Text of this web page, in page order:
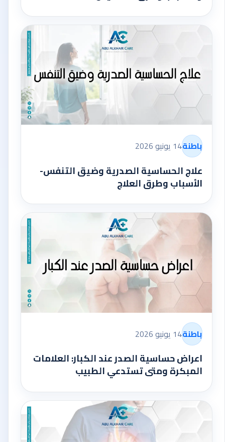
باطنة14 يونيو 2026
علاج الحساسية الصدرية وضيق التنفس-
الأسباب وطرق العلاج
باطنة14 يونيو 2026
اعراض حساسية الصدر عند الكبار: العلامات
المبكرة ومتى تستدعي الطبيب